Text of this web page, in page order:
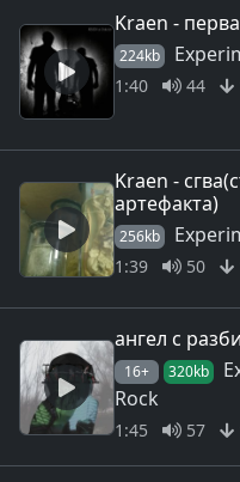
Kraen -
224kb
1:40 44
Kraen -
артефакта)
256kb
1:39 50
ангел с
16+ 320kb
Rock
1:45 57